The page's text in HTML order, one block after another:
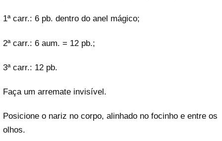
1ª carr.: 6 pb. dentro do anel mágico;
2ª carr.: 6 aum. = 12 pb.;
3ª carr.: 12 pb.
Faça um arremate invisível.
Posicione o nariz no corpo, alinhado no focinho e entre os
olhos.